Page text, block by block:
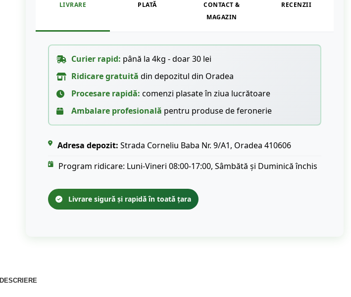
LIVRARE PLATĂ
CONTACT &
MAGAZIN
RECENZII
Curier rapid: până la 4kg - doar 30 lei
Ridicare gratuită din depozitul din Oradea
Procesare rapidă: comenzi plasate în ziua lucrătoare
Ambalare profesională pentru produse de feronerie
Adresa depozit: Strada Corneliu Baba Nr. 9/A1, Oradea 410606
Program ridicare: Luni-Vineri 08:00-17:00, Sâmbătă și Duminică închis
Livrare sigură și rapidă în toată țara
DESCRIERE